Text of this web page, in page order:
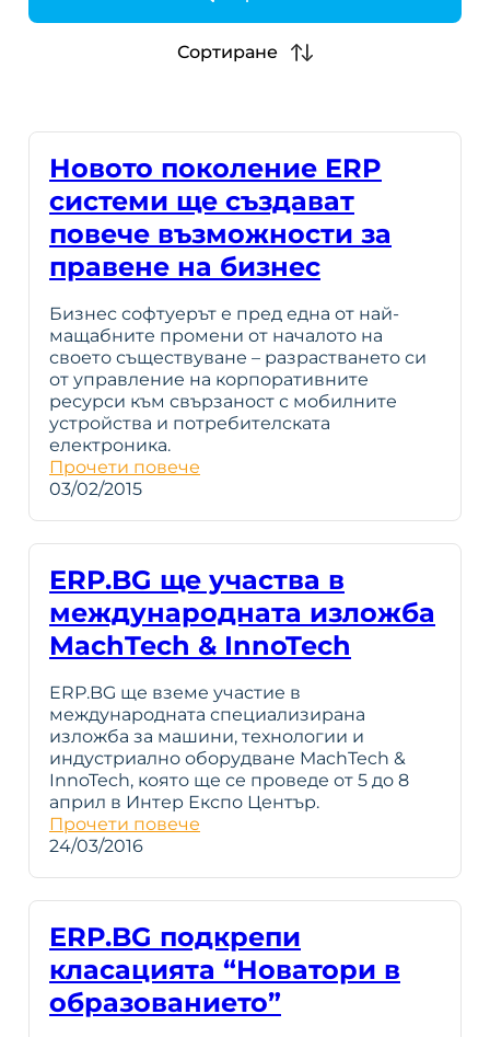
h
Сортиране
Новото поколение ERP
системи ще създават
повече възможности за
правене на бизнес
Бизнес софтуерът е пред една от най-
мащабните промени от началото на
своето съществуване – разрастването си
от управление на корпоративните
ресурси към свързаност с мобилните
устройства и потребителската
електроника.
Прочети повече
03/02/2015
ERP.BG ще участва в
международната изложба
MachTech & InnoTech
ERP.BG ще вземе участие в
международната специализирана
изложба за машини, технологии и
индустриално оборудване MachTech &
InnoTech, която ще се проведе от 5 до 8
април в Интер Експо Център.
Прочети повече
24/03/2016
ERP.BG подкрепи
класацията “Новатори в
образованието”